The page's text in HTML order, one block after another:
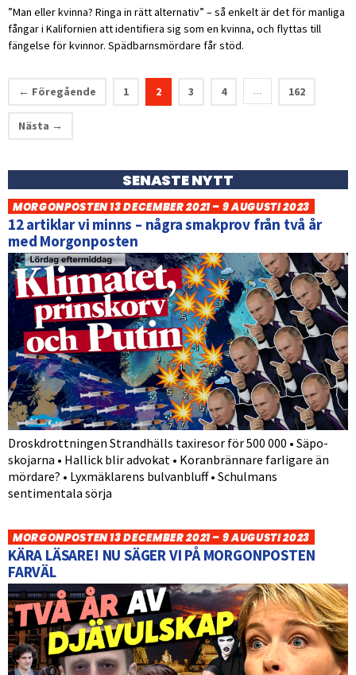
”Man eller kvinna? Ringa in rätt alternativ” – så enkelt är det för manliga
fångar i Kalifornien att identifiera sig som en kvinna, och flyttas till
fängelse för kvinnor. Spädbarnsmördare får stöd.
← Föregående 1 2 3 4 … 162
Nästa →
SENASTE NYTT
MORGONPOSTEN 13 DECEMBER 2021 – 9 AUGUSTI 2023
12 artiklar vi minns – några smakprov från två år
med Morgonposten
Droskdrottningen Strandhälls taxiresor för 500 000 • Säpo-
skojarna • Hallick blir advokat • Koranbrännare farligare än
mördare? • Lyxmäklarens bulvanbluff • Schulmans
sentimentala sörja
MORGONPOSTEN 13 DECEMBER 2021 – 9 AUGUSTI 2023
KÄRA LÄSARE! NU SÄGER VI PÅ MORGONPOSTEN
FARVÄL